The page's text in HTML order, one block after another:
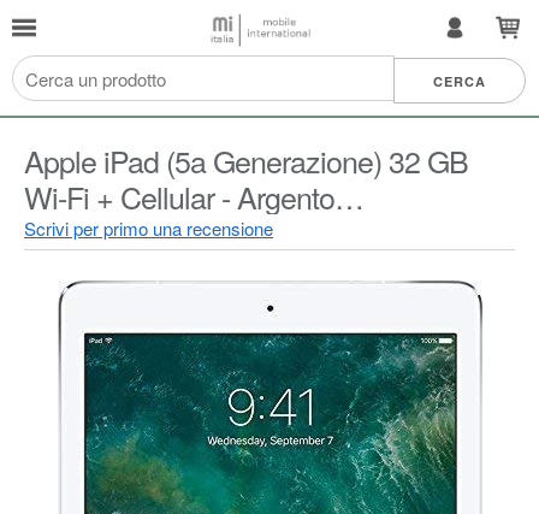
Apple iPad (5a Generazione) 32 GB
Wi-Fi + Cellular - Argento
(Ricondizionato)
Scrivi per primo una recensione